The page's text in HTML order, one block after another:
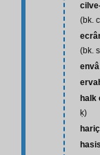
(bk.
(bk.
envâ
halk
ḳ)
hariç